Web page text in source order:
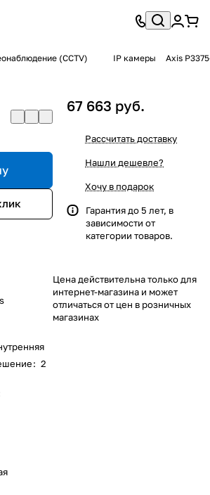
(CCTV) IP камеры Axis
: 2
67 663 руб.
Рассчитать доставку
Нашли дешевле?
Хочу в подарок
Гарантия до 5 лет, в
зависимости от
категории товаров.
Цена действительна только для
интернет-магазина и может
отличаться от цен в розничных
магазинах